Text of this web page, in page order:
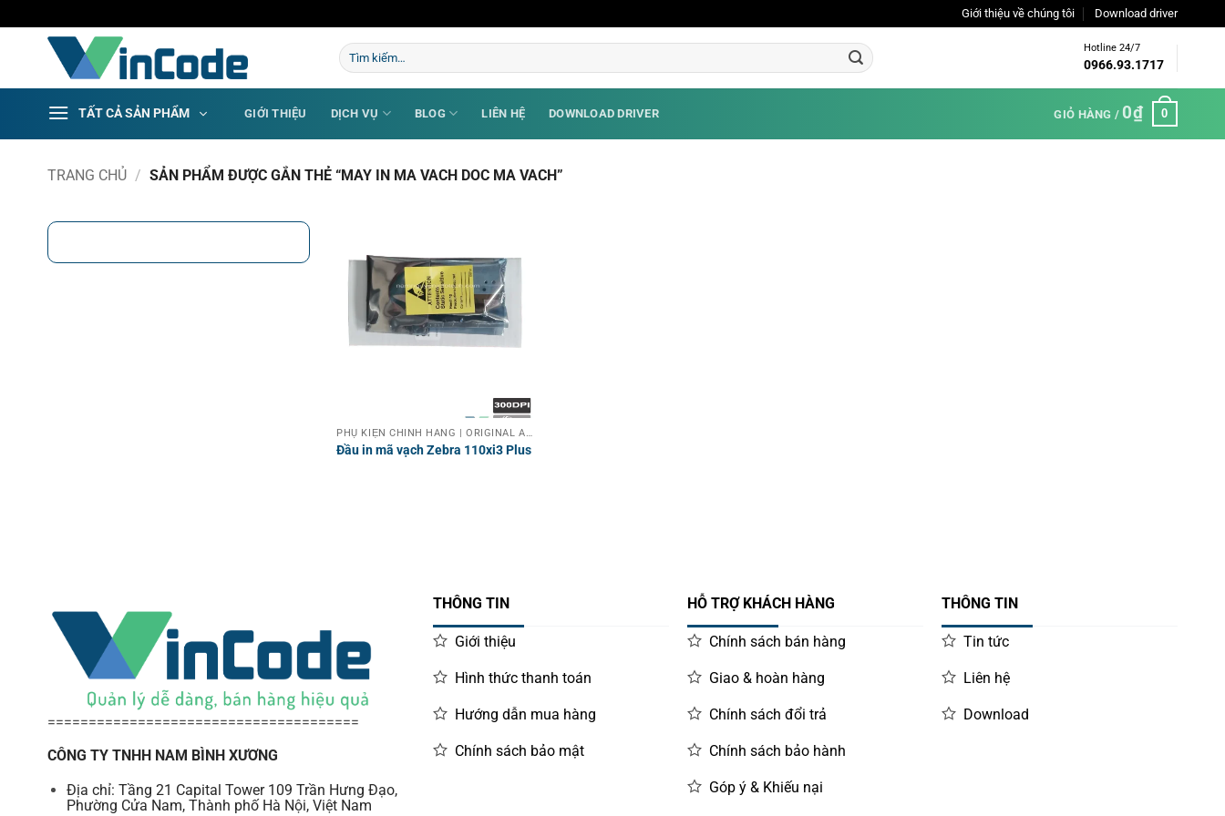
qua
Giới thiệu về chúng tôi Download driver
Tìm
kiếm:
Hotline 24/7
0966.93.1717
TẤT CẢ SẢN PHẨM GIỚI THIỆU DỊCH VỤ BLOG LIÊN HỆ DOWNLOAD DRIVER GIỎ HÀNG / 0₫ 0
TRANG CHỦ / SẢN PHẨM ĐƯỢC GẮN THẺ “MAY IN MA VACH DOC MA VACH”
PHỤ KIỆN CHÍNH HÃNG | ORIGINAL ACCESSORIES
Đầu in mã vạch Zebra 110xi3 Plus
======================================
CÔNG TY TNHH NAM BÌNH XƯƠNG
Địa chỉ: Tầng 21 Capital Tower 109 Trần Hưng Đạo,
Phường Cửa Nam, Thành phố Hà Nội, Việt Nam
THÔNG TIN
Giới thiệu
Hình thức thanh toán
Hướng dẫn mua hàng
Chính sách bảo mật
HỖ TRỢ KHÁCH HÀNG
Chính sách bán hàng
Giao & hoàn hàng
Chính sách đổi trả
Chính sách bảo hành
Góp ý & Khiếu nại
THÔNG TIN
Tin tức
Liên hệ
Download